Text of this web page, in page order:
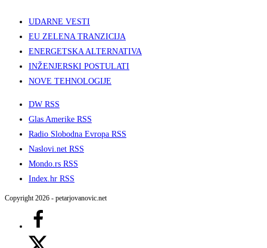
UDARNE VESTI
EU ZELENA TRANZICIJA
ENERGETSKA ALTERNATIVA
INŽENJERSKI POSTULATI
NOVE TEHNOLOGIJE
DW RSS
Glas Amerike RSS
Radio Slobodna Evropa RSS
Naslovi.net RSS
Mondo.rs RSS
Index.hr RSS
Copyright 2026 - petarjovanovic.net